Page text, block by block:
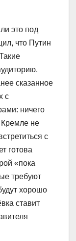
это под
что Путин
сказанное
с
ничего
Кремле не
с
готова
«пока
требуют
хорошо
ставит